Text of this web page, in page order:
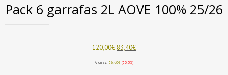
Pack 6 garrafas 2L AOVE 100% 25/26
120,00€ El
original
83,40€El
Ahorras: 36,60€ (30.5%)